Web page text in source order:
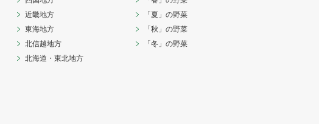
近畿地方
東海地方
北信越地方
北海道・東北地方
「夏」の野菜
「秋」の野菜
「冬」の野菜